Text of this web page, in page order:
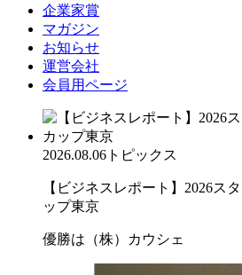
企業家賞
マガジン
お知らせ
運営会社
会員用ページ
2026.08.06 トピックス
【ビジネスレポート】2026ス
ップ東京
優勝は（株）カウシェ